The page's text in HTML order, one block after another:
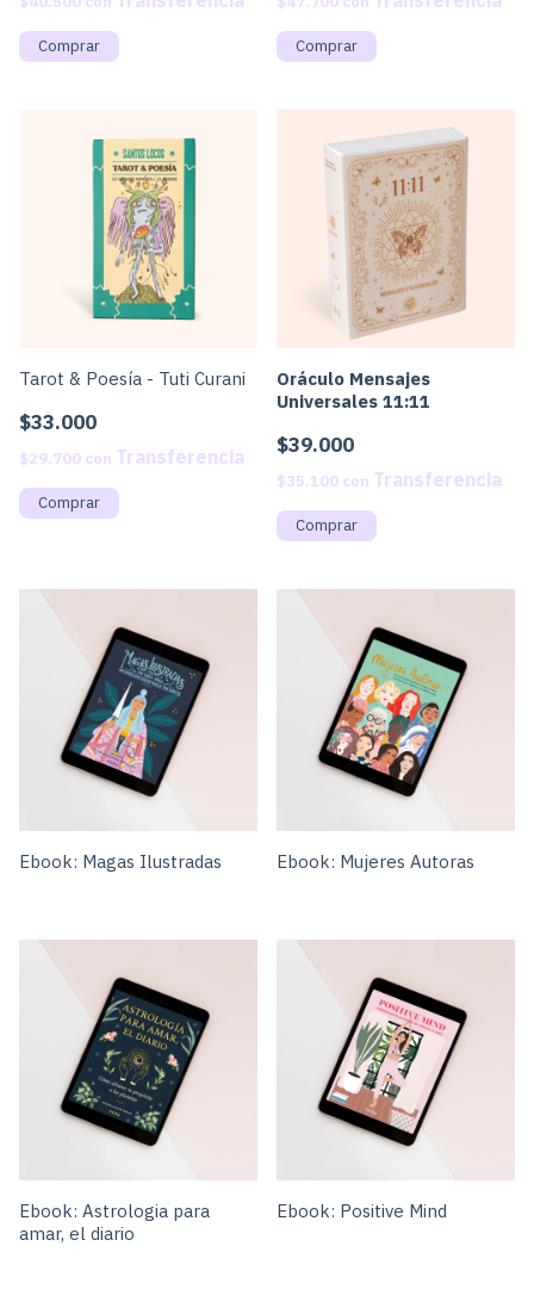
Tarot & Poesía - Tuti Curani
$33.000
$29.700 con
Oráculo Mensajes
Universales 11:11
$39.000
$35.100 con
Ebook: Magas Ilustradas Ebook: Mujeres Autoras
Ebook: Astrologia para
amar, el diario
Ebook: Positive Mind